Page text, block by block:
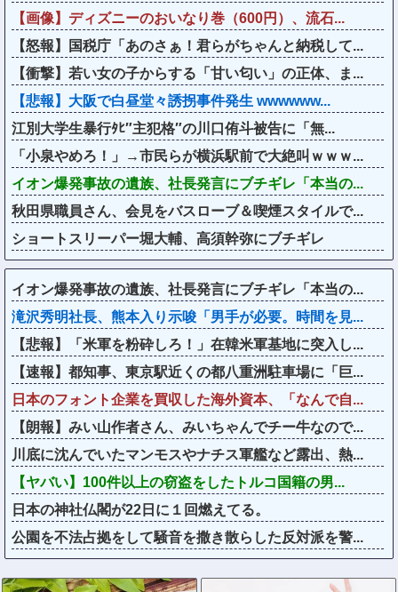
【画像】ディズニーのおいなり巻（600円）、流石...
【怒報】国税庁「あのさぁ！君らがちゃんと納税して...
【衝撃】若い女の子からする「甘い匂い」の正体、ま...
【悲報】大阪で白昼堂々誘拐事件発生 wwwwww...
江別大学生暴行ﾀﾋ″主犯格″の川口侑斗被告に「無...
「小泉やめろ！」→市民らが横浜駅前で大絶叫ｗｗｗ...
イオン爆発事故の遺族、社長発言にブチギレ「本当の...
秋田県職員さん、会見をバスローブ＆喫煙スタイルで...
ショートスリーパー堀大輔、高須幹弥にブチギレ
イオン爆発事故の遺族、社長発言にブチギレ「本当の...
滝沢秀明社長、熊本入り示唆「男手が必要。時間を見...
【悲報】「米軍を粉砕しろ！」在韓米軍基地に突入し...
【速報】都知事、東京駅近くの都八重洲駐車場に「巨...
日本のフォント企業を買収した海外資本、「なんで自...
【朗報】みい山作者さん、みいちゃんでチー牛なので...
川底に沈んでいたマンモスやナチス軍艦など露出、熱...
【ヤバい】100件以上の窃盗をしたトルコ国籍の男...
日本の神社仏閣が22日に１回燃えてる。
公園を不法占拠をして騒音を撒き散らした反対派を警...